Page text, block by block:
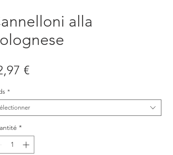
alla
€Prix
*
*